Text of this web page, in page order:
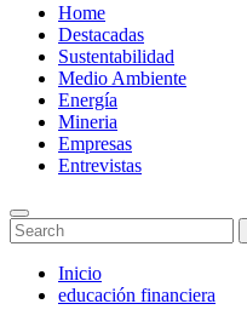
Menu
Home
Destacadas
Sustentabilidad
Medio Ambiente
Energía
Mineria
Empresas
Entrevistas
Enter
Keyword
Search
for:
Saltar
Inicio
educación financiera